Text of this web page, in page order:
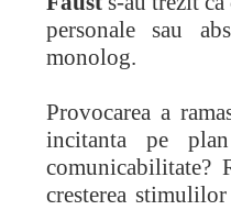
personale sau
monolog.
Provocarea a
incitanta pe
comunicabilitate?
cresterea